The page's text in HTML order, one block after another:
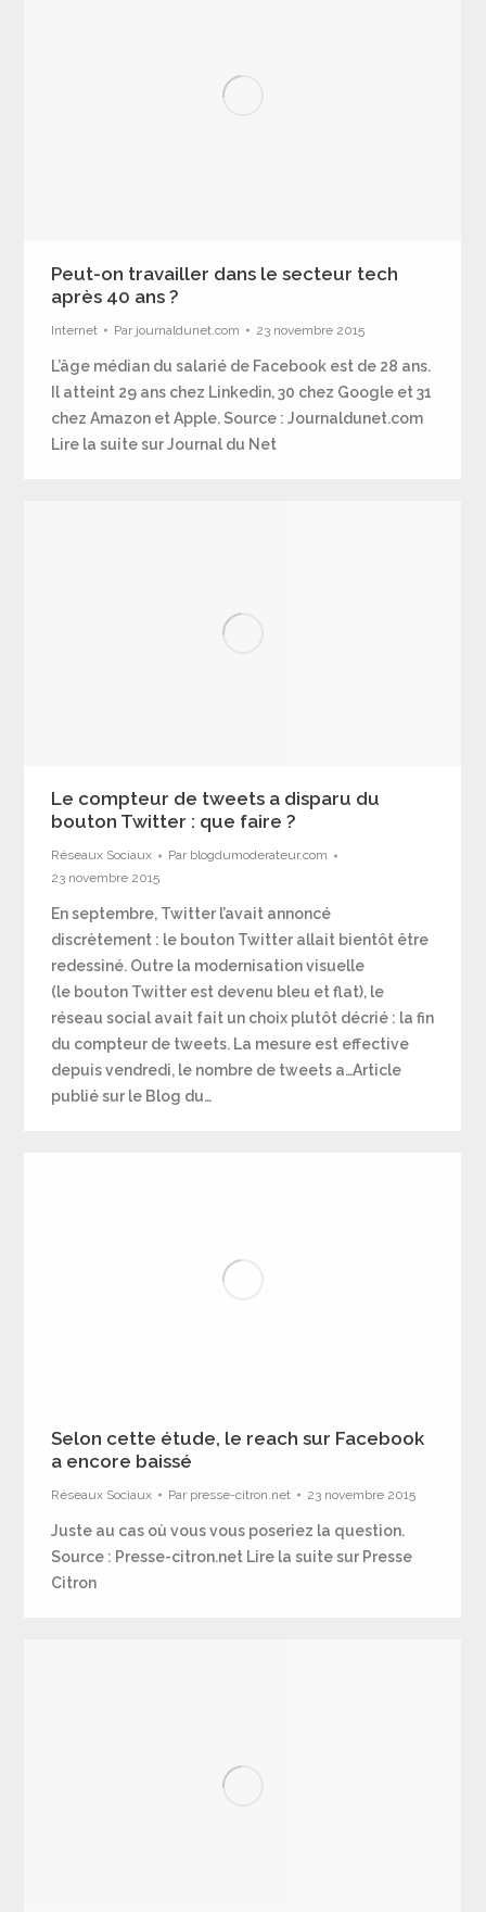
Peut-on travailler dans le secteur tech
après 40 ans ?
Internet Par journaldunet.com 23 novembre 2015
L’âge médian du salarié de Facebook est de 28 ans.
Il atteint 29 ans chez Linkedin, 30 chez Google et 31
chez Amazon et Apple. Source : Journaldunet.com
Lire la suite sur Journal du Net
Le compteur de tweets a disparu du
bouton Twitter : que faire ?
Réseaux Sociaux Par blogdumoderateur.com
23 novembre 2015
En septembre, Twitter l’avait annoncé
discrètement : le bouton Twitter allait bientôt être
redessiné. Outre la modernisation visuelle
(le bouton Twitter est devenu bleu et flat), le
réseau social avait fait un choix plutôt décrié : la fin
du compteur de tweets. La mesure est effective
depuis vendredi, le nombre de tweets a…Article
publié sur le Blog du…
Selon cette étude, le reach sur Facebook
a encore baissé
Réseaux Sociaux Par presse-citron.net 23 novembre 2015
Juste au cas où vous vous poseriez la question.
Source : Presse-citron.net Lire la suite sur Presse
Citron